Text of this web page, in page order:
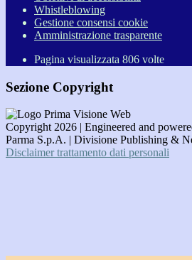
Whistleblowing
Gestione consensi cookie
Amministrazione trasparente
Pagina visualizzata 806 volte
Sezione Copyright
Copyright 2026 | Engineered and
Parma S.p.A. | Divisione Publishing &
Disclaimer trattamento dati personali